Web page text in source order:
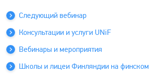
Следующий вебинар
Консультации и услуги UNiF
Вебинары и мероприятия
Школы и лицеи Финляндии на финском